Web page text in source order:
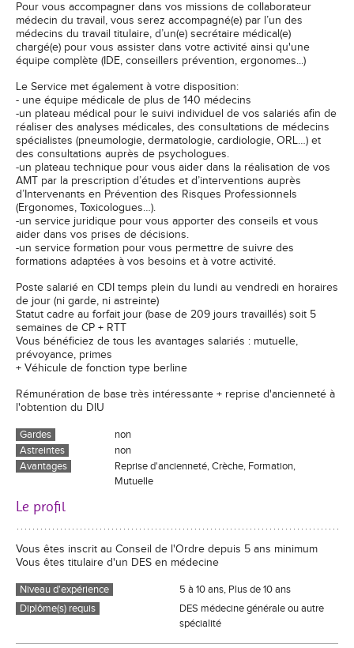
Pour vous accompagner dans vos missions de collaborateur
médecin du travail, vous serez accompagné(e) par l’un des
médecins du travail titulaire, d’un(e) secrétaire médical(e)
chargé(e) pour vous assister dans votre activité ainsi qu'une
équipe complète (IDE, conseillers prévention, ergonomes...)
Le Service met également à votre disposition:
- une équipe médicale de plus de 140 médecins
-un plateau médical pour le suivi individuel de vos salariés afin de
réaliser des analyses médicales, des consultations de médecins
spécialistes (pneumologie, dermatologie, cardiologie, ORL…) et
des consultations auprès de psychologues.
-un plateau technique pour vous aider dans la réalisation de vos
AMT par la prescription d’études et d’interventions auprès
d’Intervenants en Prévention des Risques Professionnels
(Ergonomes, Toxicologues…).
-un service juridique pour vous apporter des conseils et vous
aider dans vos prises de décisions.
-un service formation pour vous permettre de suivre des
formations adaptées à vos besoins et à votre activité.
Poste salarié en CDI temps plein du lundi au vendredi en horaires
de jour (ni garde, ni astreinte)
Statut cadre au forfait jour (base de 209 jours travaillés) soit 5
semaines de CP + RTT
Vous bénéficiez de tous les avantages salariés : mutuelle,
prévoyance, primes
+ Véhicule de fonction type berline
Rémunération de base très intéressante + reprise d'ancienneté à
l'obtention du DIU
Gardes
non
Astreintes
non
Avantages
Reprise d'ancienneté, Crèche, Formation,
Mutuelle
Le profil
Vous êtes inscrit au Conseil de l'Ordre depuis 5 ans minimum
Vous êtes titulaire d'un DES en médecine
Niveau d'expérience
5 à 10 ans, Plus de 10 ans
Diplôme(s) requis
DES médecine générale ou autre
spécialité